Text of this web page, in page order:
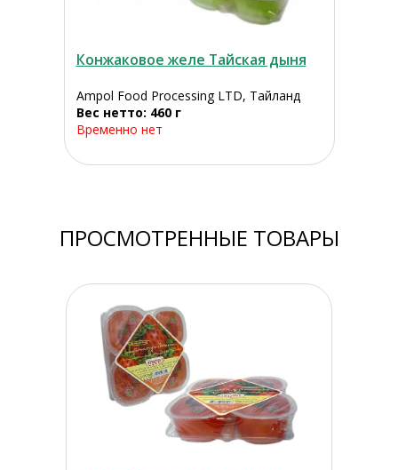
Конжаковое желе Тайская дыня
Ampol Food Processing LTD, Тайланд
Вес нетто: 460 г
Временно нет
ПРОСМОТРЕННЫЕ ТОВАРЫ